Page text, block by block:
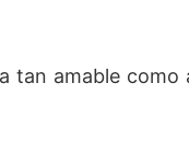
tan amable